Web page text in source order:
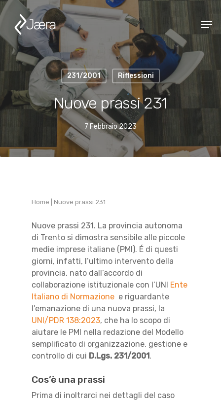
231/2001 Riflessioni
Nuove prassi 231
7 Febbraio 2023
Home Nuove prassi 231
Nuove prassi 231. La provincia autonoma
di Trento si dimostra sensibile alle piccole
medie imprese italiane (PMI). É di questi
giorni, infatti, l’ultimo intervento della
provincia, nato dall’accordo di
collaborazione istituzionale con l’UNI Ente
Italiano di Normazione e riguardante
l’emanazione di una nuova prassi, la
UNI/PDR 138:2023, che ha lo scopo di
aiutare le PMI nella redazione del Modello
semplificato di organizzazione, gestione e
controllo di cui D.Lgs. 231/2001.
Cos’è una prassi
Prima di inoltrarci nei dettagli del caso